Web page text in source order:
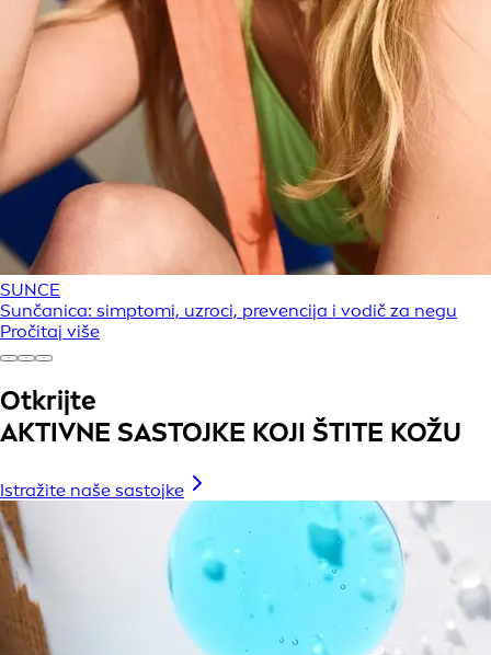
SUNCE
Sunčanica: simptomi, uzroci, prevencija i vodič za negu
Pročitaj više
Otkrijte
AKTIVNE SASTOJKE KOJI ŠTITE KOŽU
Istražite naše sastojke